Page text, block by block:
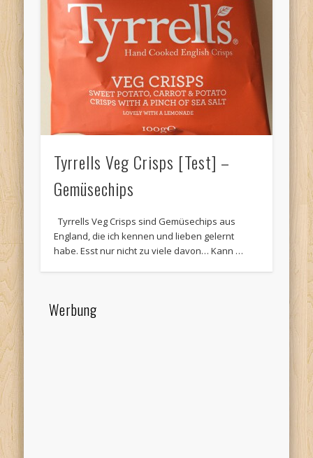
Tyrrells Veg Crisps [Test] –
Gemüsechips
Tyrrells Veg Crisps sind Gemüsechips aus
England, die ich kennen und lieben gelernt
habe. Esst nur nicht zu viele davon… Kann …
Werbung